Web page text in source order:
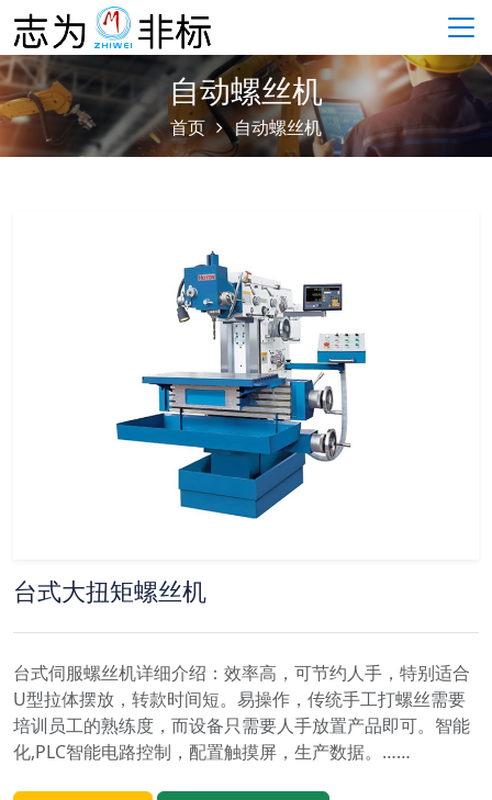
自动螺丝机
首页 自动螺丝机
台式大扭矩螺丝机
台式伺服螺丝机详细介绍：效率高，可节约人手，特别适合
U型拉体摆放，转款时间短。易操作，传统手工打螺丝需要
培训员工的熟练度，而设备只需要人手放置产品即可。智能
化,PLC智能电路控制，配置触摸屏，生产数据。……